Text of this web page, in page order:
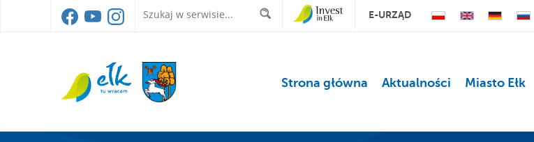
E-URZĄD
Strona główna Aktualności Miasto Ełk